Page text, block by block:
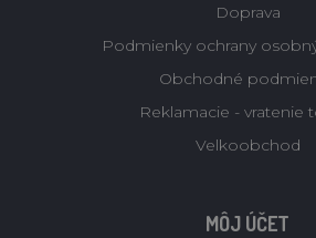
Doprava
Podmienky ochrany
Obchodné
Reklamacie - vratenie
Velkoobchod
MÔJ ÚČET